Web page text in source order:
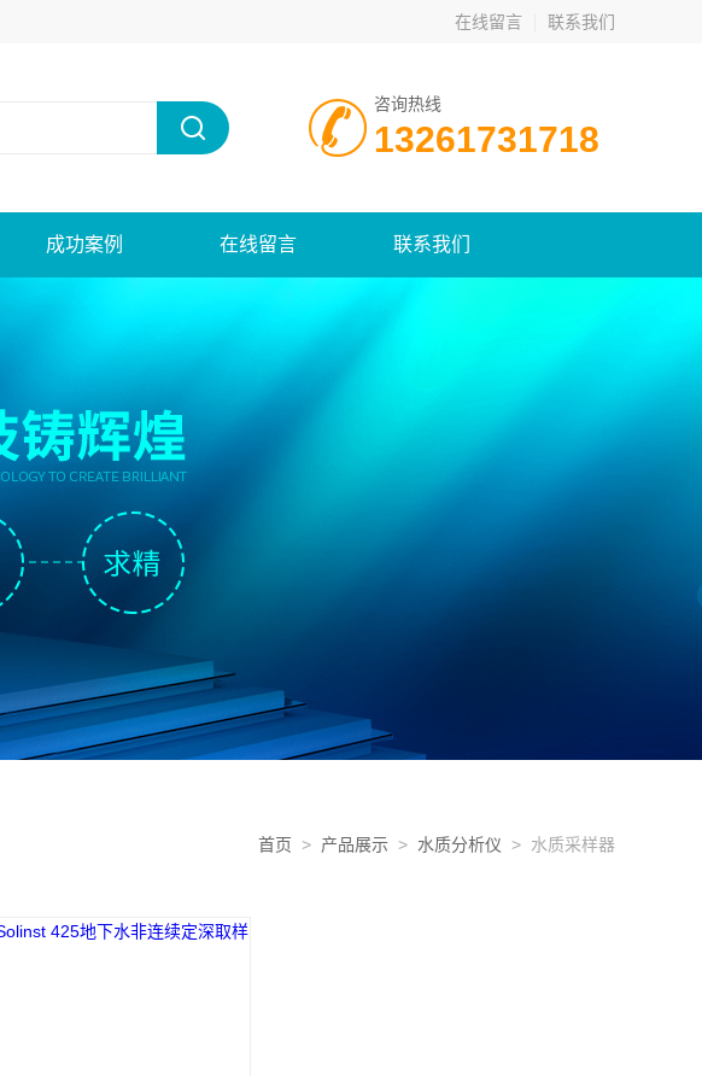
在线留言 联系我们
咨询热线
13261731718
成功案例 在线留言 联系我们
首页 > 产品展示 > 水质分析仪 > 水质采样器